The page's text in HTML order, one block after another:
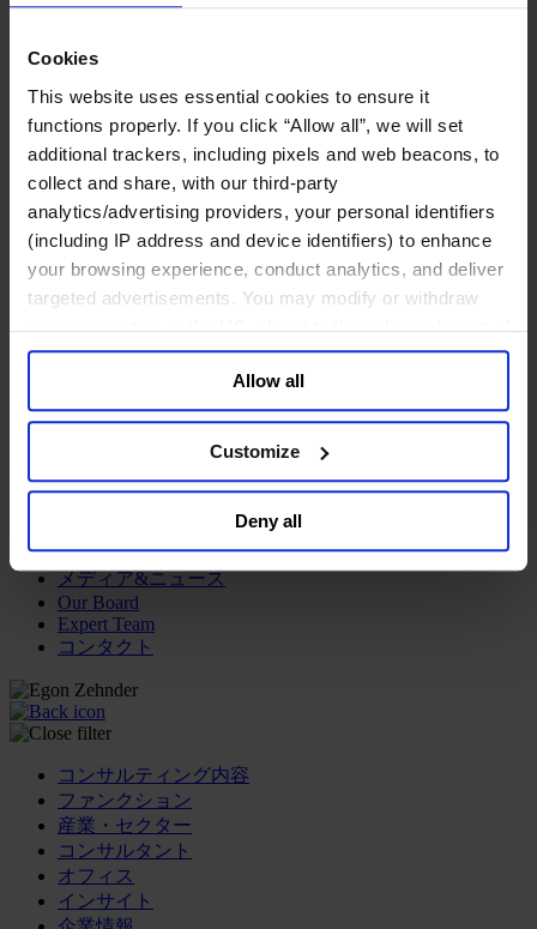
Cookies
This website uses essential cookies to ensure it
functions properly. If you click “Allow all”, we will set
additional trackers, including pixels and web beacons, to
collect and share, with our third-party
analytics/advertising providers, your personal identifiers
(including IP address and device identifiers) to enhance
your browsing experience, conduct analytics, and deliver
targeted advertisements. You may modify or withdraw
your consent or, in the US, object to the sale or sharing of
your data for targeted advertising, by clicking “Do Not
Sell or Share My Personal Information” in the footer of
the website. You must opt-out of each device and each
browser. For additional information and retention terms
general collection and use of personal information see
Allow all
Customize
Deny all
鉱業・金属
金融サービス
アセットマネジメント
インフラ事業
ウェルスマネジメント
デジタル資産、暗号資産、Web3
プライベート・エクイティ
リスクマネジメント
保険
投資銀行及びマーケット
政府系投資ファンド
ビジネスサービス
ホスピタリティ、旅行・レジャー
不動産
運輸及びロジスティクス
メディア&ニュース
Our Board
Expert Team
コンタクト
コンサルティング内容
ファンクション
産業・セクター
コンサルタント
オフィス
インサイト